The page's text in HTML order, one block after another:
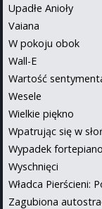
Upadłe Anioły
Vaiana
W pokoju obok
Wall-E
Wartość
Wesele
Wielkie piękno
Wpatrując się w
Wypadek
Wyschnięci
Władca Pierścieni:
Zagubiona